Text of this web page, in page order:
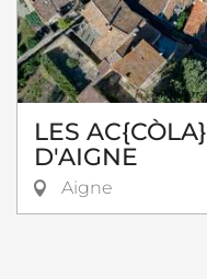
LES
D'AIGNE
Aigne